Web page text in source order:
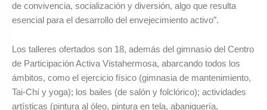
de convivencia, socialización y diversión, algo que resulta
esencial para el desarrollo del envejecimiento activo”.
Los talleres ofertados son 18, además del gimnasio del Centro
de Participación Activa Vistahermosa, abarcando todos los
ámbitos, como el ejercicio físico (gimnasia de mantenimiento,
Tai-Chí y yoga); los bailes (de salón y folclórico); actividades
artísticas (pintura al óleo, pintura en tela, abaniquería,